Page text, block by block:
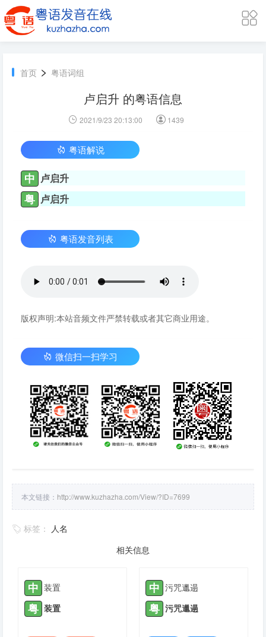
首页 > 粤语词组
卢启升 的粤语信息
2021/9/23 20:13:00 1439
粤语解说
中 卢启升
粤 卢启升
粤语发音列表
版权声明:本站音频文件严禁转载或者其它商业用途。
微信扫一扫学习
本文链接： http://www.kuzhazha.com/View/?ID=7699
标签： 人名
相关信息
中 装置
粤 装置
中 污咒邋遢
粤 污咒邋遢